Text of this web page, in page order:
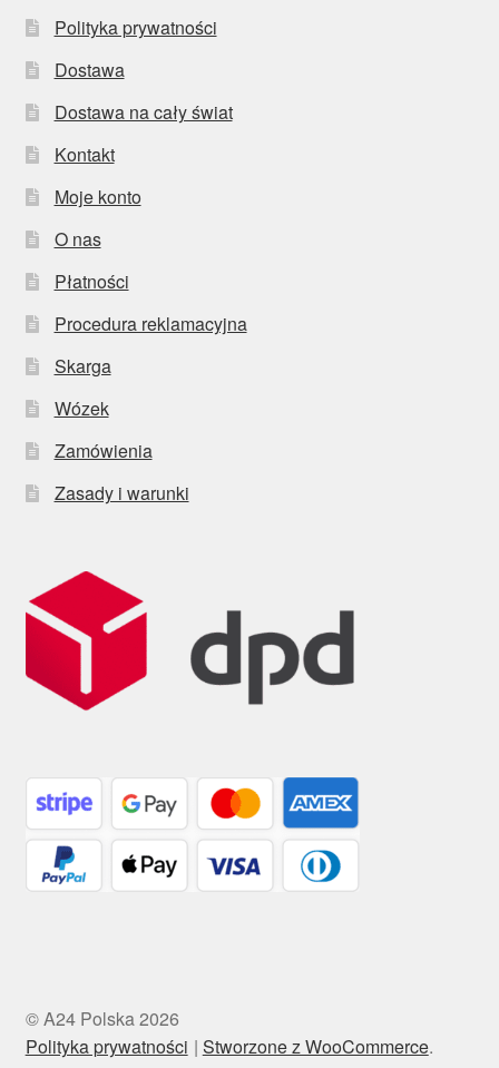
Polityka prywatności
Dostawa
Dostawa na cały świat
Kontakt
Moje konto
O nas
Płatności
Procedura reklamacyjna
Skarga
Wózek
Zamówienia
Zasady i warunki
© A24 Polska 2026
Polityka prywatności
Stworzone z WooCommerce.